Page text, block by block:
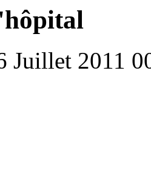
Juillet 2011